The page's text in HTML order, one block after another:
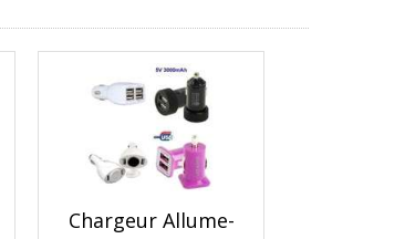
Chargeur Allume-